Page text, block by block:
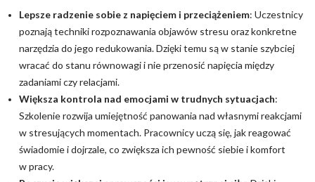
Lepsze radzenie sobie z napięciem i przeciążeniem: Uczestnicy
poznają techniki rozpoznawania objawów stresu oraz konkretne
narzędzia do jego redukowania. Dzięki temu są w stanie szybciej
wracać do stanu równowagi i nie przenosić napięcia między
zadaniami czy relacjami.
Większa kontrola nad emocjami w trudnych sytuacjach:
Szkolenie rozwija umiejętność panowania nad własnymi reakcjami
w stresujących momentach. Pracownicy uczą się, jak reagować
świadomie i dojrzale, co zwiększa ich pewność siebie i komfort
w pracy.